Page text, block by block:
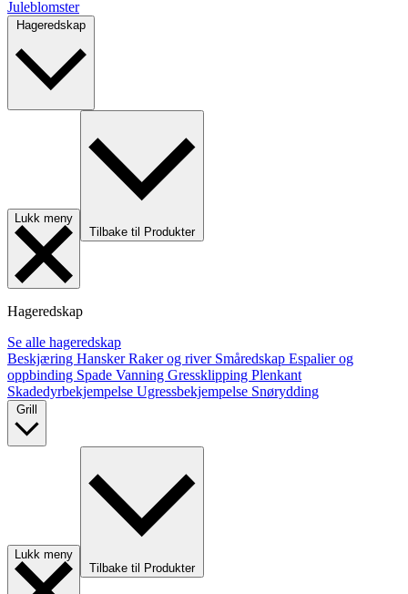
Juleblomster
Lukk meny
Tilbake til Produkter
Hageredskap
Se alle hageredskap
Beskjæring HanskerRaker og river Småredskap Espalier og
oppbinding Spade Vanning Gressklipping Plenkant
Skadedyrbekjempelse Ugressbekjempelse Snørydding
Lukk meny
Tilbake til Produkter